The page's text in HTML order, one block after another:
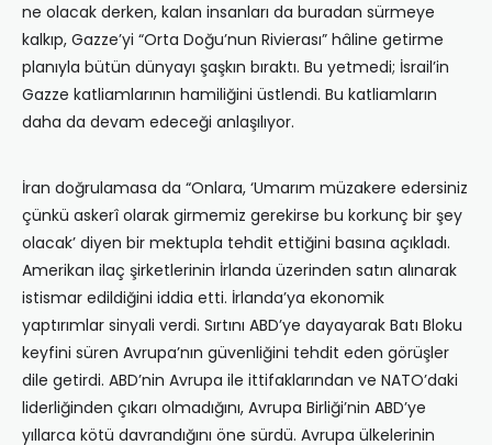
ne olacak derken, kalan insanları da buradan sürmeye
kalkıp, Gazze’yi “Orta Doğu’nun Rivierası” hâline getirme
planıyla bütün dünyayı şaşkın bıraktı. Bu yetmedi; İsrail’in
Gazze katliamlarının hamiliğini üstlendi. Bu katliamların
daha da devam edeceği anlaşılıyor.
İran doğrulamasa da “Onlara, ‘Umarım müzakere edersiniz
çünkü askerî olarak girmemiz gerekirse bu korkunç bir şey
olacak’ diyen bir mektupla tehdit ettiğini basına açıkladı.
Amerikan ilaç şirketlerinin İrlanda üzerinden satın alınarak
istismar edildiğini iddia etti. İrlanda’ya ekonomik
yaptırımlar sinyali verdi. Sırtını ABD’ye dayayarak Batı Bloku
keyfini süren Avrupa’nın güvenliğini tehdit eden görüşler
dile getirdi. ABD’nin Avrupa ile ittifaklarından ve NATO’daki
liderliğinden çıkarı olmadığını, Avrupa Birliği’nin ABD’ye
yıllarca kötü davrandığını öne sürdü. Avrupa ülkelerinin